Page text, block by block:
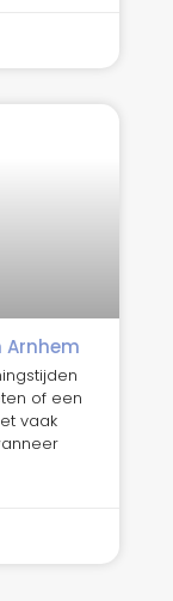
of een
vaak